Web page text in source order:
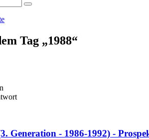
Tag „1988“
Generation - 1986-1992) -